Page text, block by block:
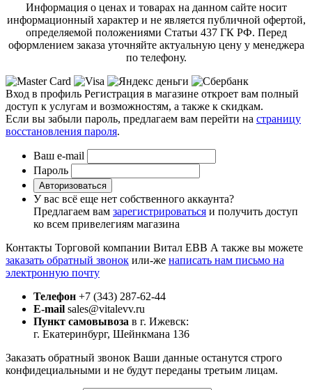
Информация о ценах и товарах на данном сайте носит
информационный характер и не является публичной офертой,
определяемой положениями Статьи 437 ГК РФ. Перед
оформлением заказа уточняйте актуальную цену у менеджера
по телефону.
Вход в профиль Регистрация в магазине откроет вам полный
доступ к услугам и возможностям, а также к скидкам.
Если вы забыли пароль, предлагаем вам перейти на страницу
восстановления пароля.
Ваш e-mail
Пароль
Авторизоваться
У вас всё еще нет собственного аккаунта?
Предлагаем вам зарегистрироваться и получить доступ
ко всем привелегиям магазина
Контакты Торговой компании Витал ЕВВ А также вы можете
заказать обратный звонок или-же написать нам письмо на
электронную почту
Телефон +7 (343) 287-62-44
E-mail sales@vitalevv.ru
Пункт самовывоза в г. Ижевск:
г. Екатеринбург, Шейнкмана 136
Заказать обратный звонок Ваши данные останутся строго
конфидециальными и не будут переданы третьим лицам.